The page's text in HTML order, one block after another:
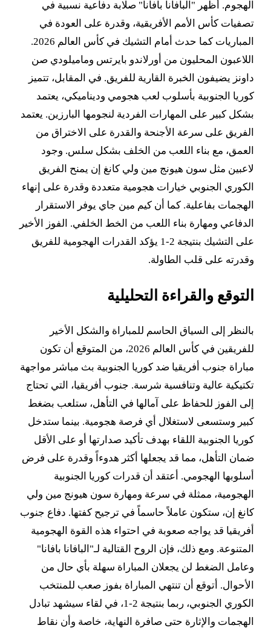
الهجوم. أظهر "البافانا بافانا" صلابة دفاعية نسبية في
تصفيات كأس الأمم الأفريقية، وقدرة على العودة في
المباريات كما حدث أمام التشيك في كأس العالم 2026.
اللاعبون المحليون من أورلاندو بايرتس وماميلودي صن
داونز يضيفون الخبرة القارية للفريق. في المقابل، تتميز
كوريا الجنوبية بأسلوب لعب هجومي وديناميكي، يعتمد
بشكل كبير على المهارات الفردية لنجومها البارزين. يعتمد
الفريق على سرعة الأجنحة والقدرة على الاختراق من
العمق، مع بناء اللعب من الخلف بشكل سلس. وجود
لاعبين مثل سون هيونج مين ولي كانغ إن يمنح الفريق
الكوري الجنوبي خيارات هجومية متعددة وقدرة على إنهاء
الهجمات بفاعلية. كما أن كيم مين جاي يوفر الاستقرار
الدفاعي ومهارة بناء اللعب من الخط الخلفي. الفوز الأخير
على التشيك بنتيجة 2-1 يؤكد القدرات الهجومية للفريق
وقدرته على قلب الطاولة.
التوقع والقراءة التحليلية
بالنظر إلى السياق الحاسم للمباراة والشكل الأخير
للفريقين في كأس العالم 2026، من المتوقع أن تكون
مباراة جنوب أفريقيا ضد كوريا الجنوبية بث مباشر مواجهة
تكتيكية عالية وتنافسية شرسة. جنوب أفريقيا، التي تحتاج
إلى الفوز للحفاظ على آمالها في التأهل، ستلعب بضغط
كبير وستسعى لاستغلال أي فرصة هجومية. بينما ستدخل
كوريا الجنوبية اللقاء بهدف تأكيد صدارتها أو على الأقل
ضمان التأهل، مما قد يجعلها أكثر هدوءاً وقدرة على فرض
أسلوبها الهجومي. أعتقد أن قدرات كوريا الجنوبية
الهجومية، ممثلة في سرعة ومهارة سون هيونج مين ولي
كانغ إن، ستكون عاملاً حاسماً في ترجيح كفتها. دفاع جنوب
أفريقيا قد يواجه صعوبة في احتواء هذه القوة الهجومية
المتنوعة. ومع ذلك، فإن الروح القتالية لـ"البافانا بافانا"
وعامل الضغط لن يجعلان المباراة سهلة بأي حال من
الأحوال. أتوقع أن تنتهي المباراة بفوز صعب للمنتخب
الكوري الجنوبي، ربما بنتيجة 2-1، في لقاء سيشهد تبادل
الهجمات والإثارة حتى صافرة النهاية، خاصة وأن نقاط